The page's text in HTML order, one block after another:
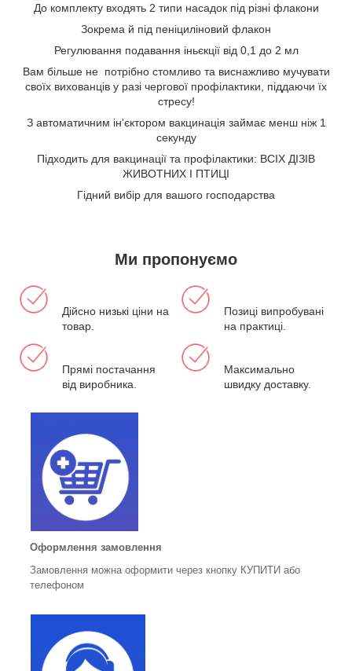
До комплекту входять 2 типи насадок під різні флакони
Зокрема й під пеніциліновий флакон
Регулювання подавання іньєкції від 0,1 до 2 мл
Вам більше не потрібно стомливо та виснажливо мучувати
своїх вихованців у разі чергової профілактики, піддаючи їх
стресу!
З автоматичним ін'єктором вакцинація займає менш ніж 1
секунду
Підходить для вакцинації та профілактики: ВСІХ ДІЗІВ
ЖИВОТНИХ І ПТИЦІ
Гідний вибір для вашого господарства
Ми пропонуємо
Дійсно низькі ціни на
товар.
Позиці випробувані
на практиці.
Прямі постачання
від виробника.
Максимально
швидку доставку.
Оформлення замовлення
Замовлення можна оформити через кнопку КУПИТИ або
телефоном